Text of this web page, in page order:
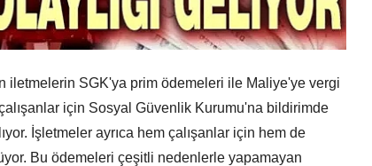
iletmelerin SGK'ya prim ödemeleri ile Maliye'ye vergi
için Sosyal Güvenlik Kurumu'na bildirimde
İşletmeler ayrıca hem çalışanlar için hem de
Bu ödemeleri çeşitli nedenlerle yapamayan